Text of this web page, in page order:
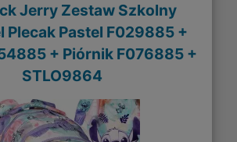
Jerry Zestaw Szkolny
Plecak Pastel F029885 +
+ Piórnik F076885 +
STLO9864